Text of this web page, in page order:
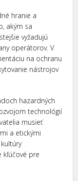
hranie a
akým sa
vyžadujú
operátorov. V
na ochranu
nástrojov
hazardných
technológií
musieť
a etickými
pre